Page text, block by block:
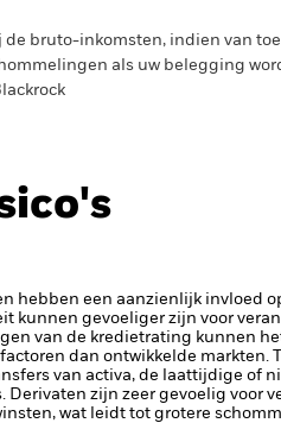
bruto-inkomsten, indien van
als uw belegging
hebben een aanzienlijk invloed
kunnen gevoeliger zijn voor
van de kredietrating kunnen
dan ontwikkelde markten.
van activa, de laattijdige of
Derivaten zijn zeer gevoelig voor
wat leidt tot grotere